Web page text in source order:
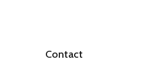
Contact